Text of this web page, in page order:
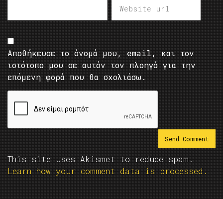
Αποθήκευσε το όνομά μου, email, και τον
ιστότοπο μου σε αυτόν τον πλοηγό για την
επόμενη φορά που θα σχολιάσω.
This site uses Akismet to reduce spam.
Learn how your comment data is processed.